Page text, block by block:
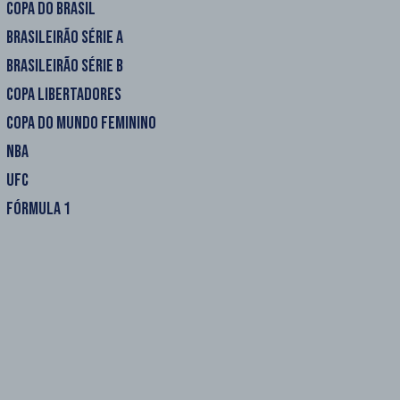
COPA DO BRASIL
BRASILEIRÃO SÉRIE A
BRASILEIRÃO SÉRIE B
COPA LIBERTADORES
COPA DO MUNDO FEMININO
NBA
UFC
FÓRMULA 1